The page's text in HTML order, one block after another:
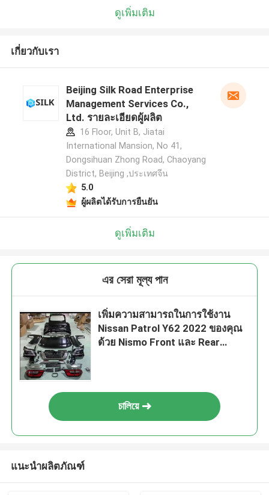
ดูเพิ่มเติม
เกี่ยวกับเรา
Beijing Silk Road Enterprise
Management Services Co.,
Ltd. รายละเอียดผู้ผลิต
16 Floor, Unit B, Jiatai
International Mansion, No 41,
Dongsihuan Zhong Road, Chaoyang
District, Beijing ,ประเทศจีน
5.0
ผู้ผลิตได้รับการยืนยัน
ดูเพิ่มเติม
এর সেরা মূল্য পান
เพิ่มความสามารถในการใช้งาน
Nissan Patrol Y62 2022 ของคุณ
ด้วย Nismo Front และ Rear
চালিয়ে
แนะนำผลิตภัณฑ์